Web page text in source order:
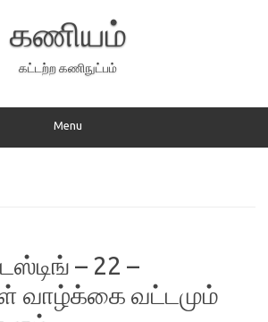
கணியம்
கட்டற்ற கணிநுட்பம்
Menu
– 22 –
வாழ்க்கை வட்டமும்